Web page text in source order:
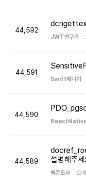
44,592
JWT연구가
44,591
Swift매니아
44,590
44,589
설명해주세
백준도사 오